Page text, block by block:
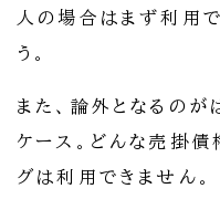
人の場合はまず利用
う。
また、論外となるの
ケース。どんな売掛債
グは利用できません。